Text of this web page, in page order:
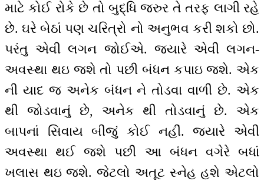
માટે કોઈ રોકે છે તો બુદ્ધિ જરુર તે તરફ લાગી રહે
છે. ઘરે બેઠાં પણ ચરિત્રો નો અનુભવ કરી શકો છો.
પરંતુ એવી લગન જોઈએ. જ્યારે એવી લગન-
અવસ્થા થઇ જશે તો પછી બંધન કપાઇ જશે. એક
ની યાદ જ અનેક બંધન ને તોડવા વાળી છે. એક
થી જોડવાનું છે, અનેક થી તોડવાનું છે. એક
બાપનાં સિવાય બીજું કોઈ નહીં. જ્યારે એવી
અવસ્થા થઈ જશે પછી આ બંધન વગેરે બધાં
ખલાસ થઇ જશે. જેટલો અતૂટ સ્નેહ હશે એટલો